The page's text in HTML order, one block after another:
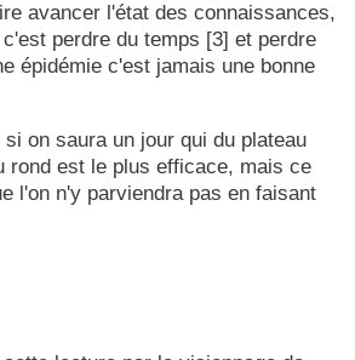
avancer l'état des connaissances,
perdre du temps [3] et perdre
épidémie c'est jamais une bonne
on saura un jour qui du plateau
rond est le plus efficace, mais ce
l'on n'y parviendra pas en faisant